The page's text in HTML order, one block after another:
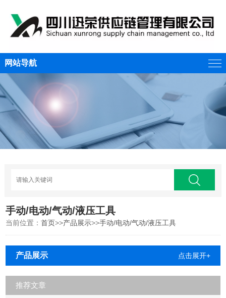
网站导航
手动/电动/气动/液压工具
当前位置：首页>>产品展示>>手动/电动/气动/液压工具
产品展示 点击展开+
推荐文章